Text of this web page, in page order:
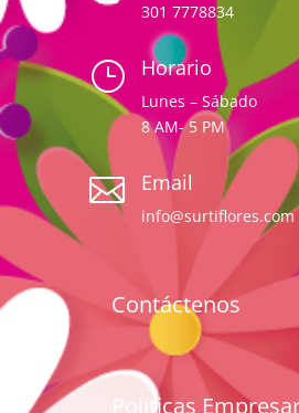
301 7778834
} Horario
Lunes – Sábado
8 AM- 5 PM
 Email
info@surtiflores.com
Contáctenos
Políticas